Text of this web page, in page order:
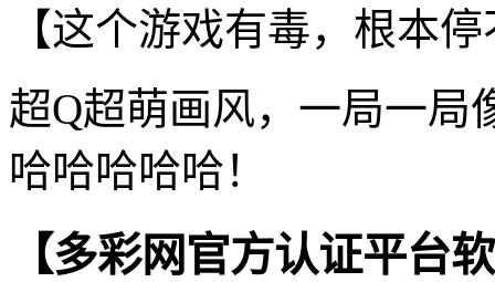
【这个游戏有毒，根本
超Q超萌画风，一局一局
哈哈哈哈哈！
【多彩网官方认证平台